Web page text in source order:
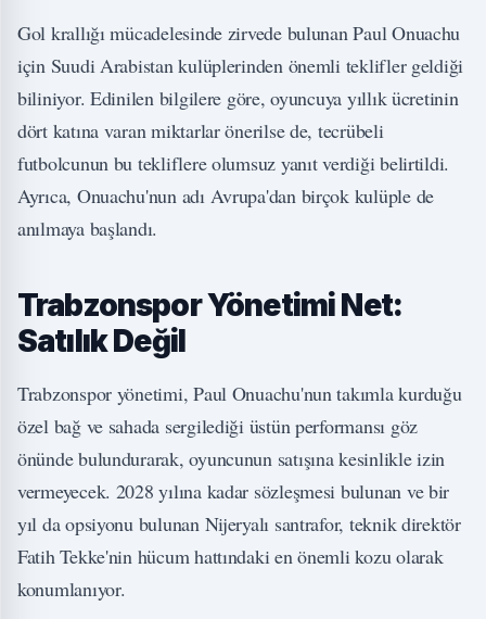
Gol krallığı mücadelesinde zirvede bulunan Paul Onuachu
için Suudi Arabistan kulüplerinden önemli teklifler geldiği
biliniyor. Edinilen bilgilere göre, oyuncuya yıllık ücretinin
dört katına varan miktarlar önerilse de, tecrübeli
futbolcunun bu tekliflere olumsuz yanıt verdiği belirtildi.
Ayrıca, Onuachu'nun adı Avrupa'dan birçok kulüple de
anılmaya başlandı.
Trabzonspor Yönetimi Net:
Satılık Değil
Trabzonspor yönetimi, Paul Onuachu'nun takımla kurduğu
özel bağ ve sahada sergilediği üstün performansı göz
önünde bulundurarak, oyuncunun satışına kesinlikle izin
vermeyecek. 2028 yılına kadar sözleşmesi bulunan ve bir
yıl da opsiyonu bulunan Nijeryalı santrafor, teknik direktör
Fatih Tekke'nin hücum hattındaki en önemli kozu olarak
konumlanıyor.